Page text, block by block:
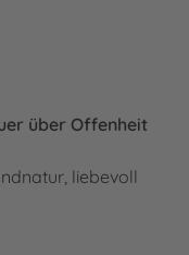
über Offenheit
liebevoll